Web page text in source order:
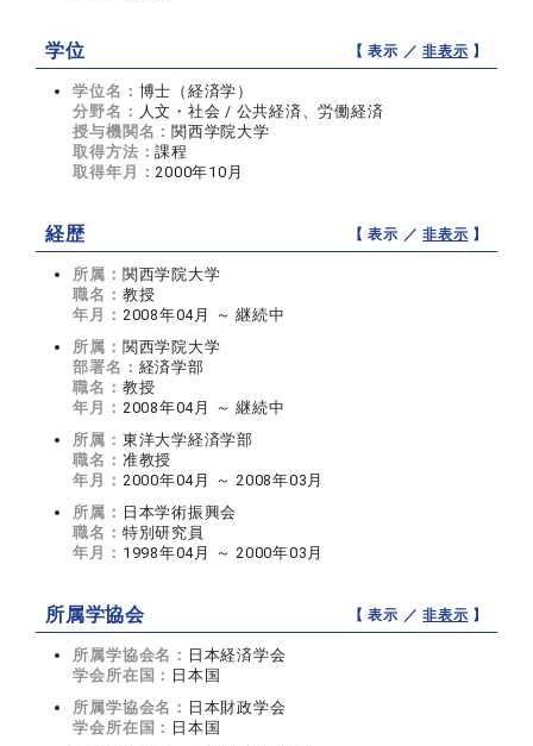
学位 【 表示 ／非表示 】
学位名： 博士（経済学）
分野名： 人文・社会 / 公共経済、労働経済
授与機関名： 関西学院大学
取得方法：課程
取得年月：2000年10月
経歴 【 表示 ／非表示 】
所属： 関西学院大学
職名： 教授
年月： 2008年04月 ～ 継続中
所属： 関西学院大学
部署名： 経済学部
職名： 教授
年月： 2008年04月 ～ 継続中
所属： 東洋大学経済学部
職名： 准教授
年月： 2000年04月 ～ 2008年03月
所属： 日本学術振興会
職名： 特別研究員
年月： 1998年04月 ～ 2000年03月
所属学協会 【 表示 ／非表示 】
所属学協会名： 日本経済学会
学会所在国： 日本国
所属学協会名： 日本財政学会
学会所在国： 日本国